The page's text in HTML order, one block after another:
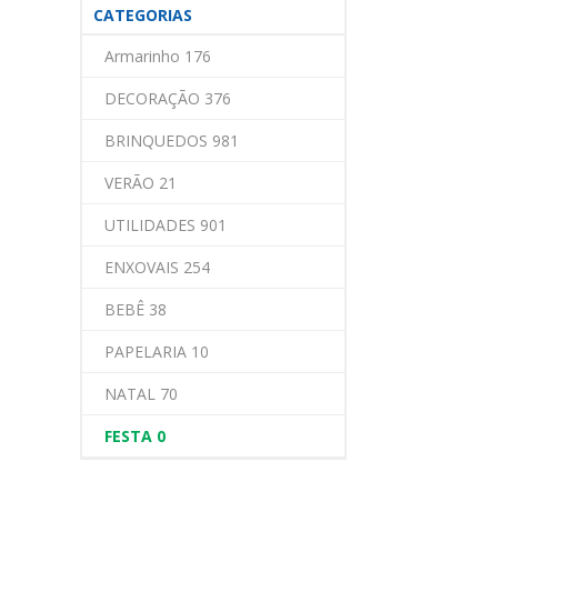
CATEGORIAS
Armarinho 176
DECORAÇÃO 376
BRINQUEDOS 981
VERÃO 21
UTILIDADES 901
ENXOVAIS 254
BEBÊ 38
PAPELARIA 10
NATAL 70
FESTA 0